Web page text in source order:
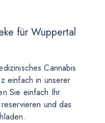
für Wuppertal
Cannabis
einfach in unserer
Sie einfach Ihr
und das